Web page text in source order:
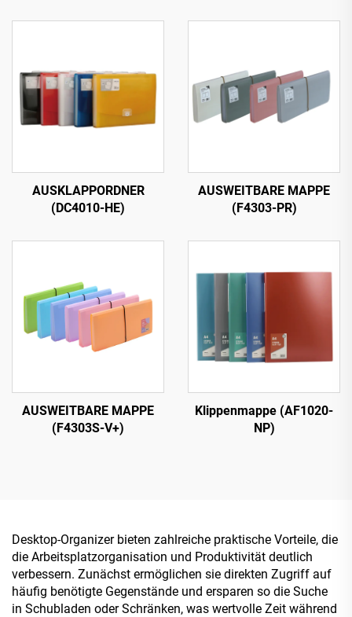
AUSKLAPPORDNER
(DC4010-HE)
AUSWEITBARE MAPPE
(F4303-PR)
AUSWEITBARE MAPPE
(F4303S-V+)
Klippenmappe (AF1020-
NP)
Desktop-Organizer bieten zahlreiche praktische Vorteile, die
die Arbeitsplatzorganisation und Produktivität deutlich
verbessern. Zunächst ermöglichen sie direkten Zugriff auf
häufig benötigte Gegenstände und ersparen so die Suche
in Schubladen oder Schränken, was wertvolle Zeit während